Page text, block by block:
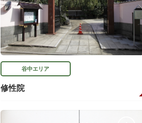
谷中エリア
修性院